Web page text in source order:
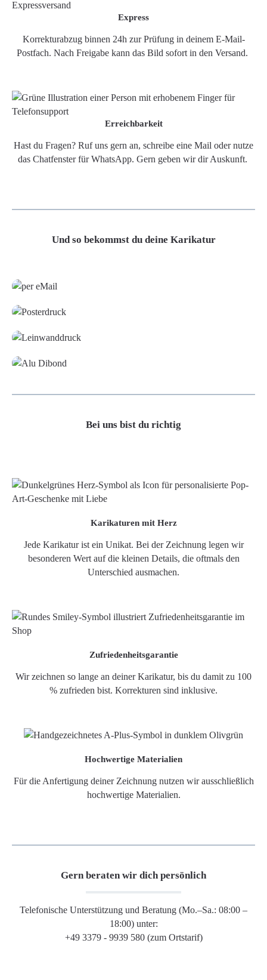
Express
Korrekturabzug binnen 24h zur Prüfung in deinem E-Mail-
Postfach. Nach Freigabe kann das Bild sofort in den Versand.
Erreichbarkeit
Hast du Fragen? Ruf uns gern an, schreibe eine Mail oder nutze
das Chatfenster für WhatsApp. Gern geben wir dir Auskunft.
Und so bekommst du deine Karikatur
Bei uns bist du richtig
Karikaturen mit Herz
Jede Karikatur ist ein Unikat. Bei der Zeichnung legen wir
besonderen Wert auf die kleinen Details, die oftmals den
Unterschied ausmachen.
Zufriedenheitsgarantie
Wir zeichnen so lange an deiner Karikatur, bis du damit zu 100
% zufrieden bist. Korrekturen sind inklusive.
Hochwertige Materialien
Für die Anfertigung deiner Zeichnung nutzen wir ausschließlich
hochwertige Materialien.
Gern beraten wir dich persönlich
Telefonische Unterstützung und Beratung (Mo.–Sa.: 08:00 –
18:00) unter:
+49 3379 - 9939 580 (zum Ortstarif)